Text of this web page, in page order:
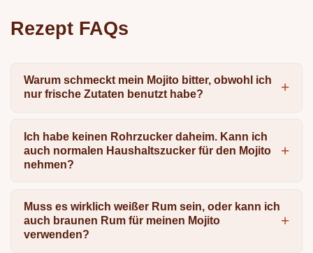
Rezept FAQs
Warum schmeckt mein Mojito bitter, obwohl ich
nur frische Zutaten benutzt habe?
Ich habe keinen Rohrzucker daheim. Kann ich
auch normalen Haushaltszucker für den Mojito
nehmen?
Muss es wirklich weißer Rum sein, oder kann ich
auch braunen Rum für meinen Mojito
verwenden?